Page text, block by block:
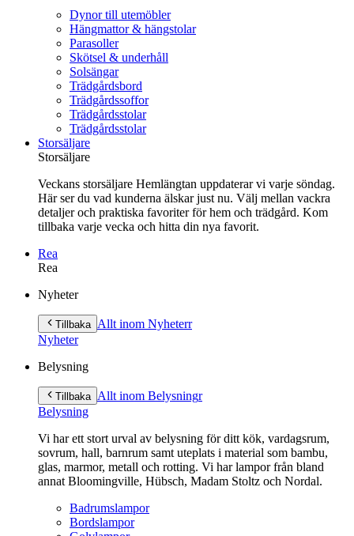
Dynor till utemöbler
Hängmattor & hängstolar
Parasoller
Skötsel & underhåll
Solsängar
Trädgårdsbord
Trädgårdssoffor
Trädgårdsstolar
Trädgårdsstolar
Storsäljare
Storsäljare
Veckans storsäljare Hemlängtan uppdaterar vi varje söndag.
Här ser du vad kunderna älskar just nu. Välj mellan vackra
detaljer och praktiska favoriter för hem och trädgård. Kom
tillbaka varje vecka och hitta din nya favorit.
Rea
Rea
innehåll
Nyheter
Tillbaka Allt inom Nyheterr
Nyheter
Belysning
Tillbaka Allt inom Belysningr
Belysning
Vi har ett stort urval av belysning för ditt kök, vardagsrum,
sovrum, hall, barnrum samt uteplats i material som bambu,
glas, marmor, metall och rotting. Vi har lampor från bland
annat Bloomingville, Hübsch, Madam Stoltz och Nordal.
Badrumslampor
Bordslampor